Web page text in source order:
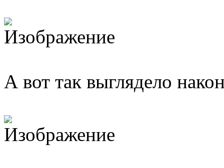
А вот так выглядело